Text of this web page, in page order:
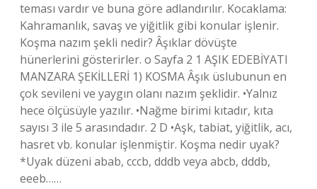
teması vardır ve buna göre adlandırılır. Kocaklama:
Kahramanlık, savaş ve yiğitlik gibi konular işlenir.
Koşma nazım şekli nedir? Âşıklar dövüşte
hünerlerini gösterirler. о Sayfa 2 1 AŞIK EDEBİYATI
MANZARA ŞEKİLLERİ 1) KOSMA Âşık üslubunun en
çok sevileni ve yaygın olanı nazım şeklidir. •Yalnız
hece ölçüsüyle yazılır. •Nağme birimi kıtadır, kıta
sayısı 3 ile 5 arasındadır. 2 D •Aşk, tabiat, yiğitlik, acı,
hasret vb. konular işlenmiştir. Koşma nedir uyak?
*Uyak düzeni abab, cccb, dddb veya abcb, dddb,
eeeb……